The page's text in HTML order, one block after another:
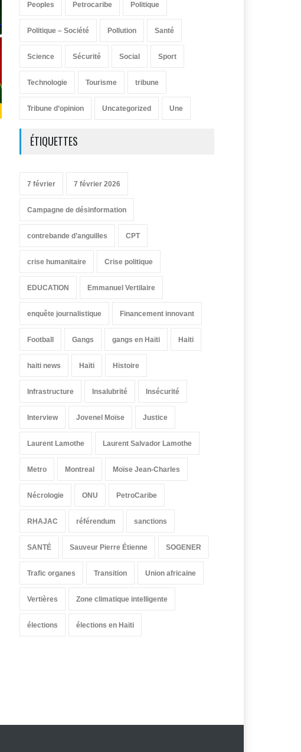
Peoples Petrocaribe Politique
Politique – Société Pollution Santé
Science Sécurité Social Sport
Technologie Tourisme tribune
Tribune d’opinion Uncategorized Une
ÉTIQUETTES
7 février 7 février 2026
Campagne de désinformation
contrebande d’anguilles CPT
crise humanitaire Crise politique
EDUCATION Emmanuel Vertilaire
enquête journalistique Financement innovant
Football Gangs gangs en Haïti Haiti
haiti news Haïti Histoire
Infrastructure Insalubrité Insécurité
Interview Jovenel Moïse Justice
Laurent Lamothe Laurent Salvador Lamothe
Metro Montreal Moïse Jean-Charles
Nécrologie ONU PetroCaribe
RHAJAC référendum sanctions
SANTÉ Sauveur Pierre Étienne SOGENER
Trafic organes Transition Union africaine
Vertières Zone climatique intelligente
élections élections en Haïti